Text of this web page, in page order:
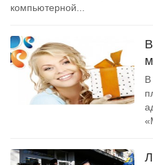
компьютерной...
В